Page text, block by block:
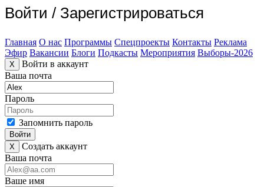
Войти / Зарегистрироваться
Главная О нас Программы Спецпроекты Контакты Реклама
Эфир Вакансии Блоги Подкасты Мероприятия Выборы-2026
X
Войти в аккаунт
Ваша почта
Пароль
Запомнить пароль
Войти
X
Создать аккаунт
Ваша почта
Ваше имя